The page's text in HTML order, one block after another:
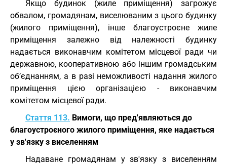
Якщо будинок (жиле приміщення) загрожує
обвалом, громадянам, виселюваним з цього будинку
(жилого приміщення), інше благоустроєне жиле
приміщення залежно від належності будинку
надається виконавчим комітетом місцевої ради чи
державною, кооперативною або іншим громадським
об’єднанням, а в разі неможливості надання жилого
приміщення цією організацією - виконавчим
комітетом місцевої ради.
Стаття 113. Вимоги, що пред'являються до
благоустроєного жилого приміщення, яке надається
у зв'язку з виселенням
Надаване громадянам у зв'язку з виселенням